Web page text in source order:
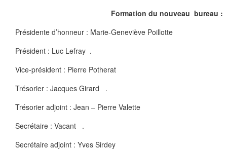
Formation du nouveau bureau :
Présidente d’honneur : Marie-Geneviève Poillotte
Président : Luc Lefray .
Vice-président : Pierre Potherat
Trésorier : Jacques Girard .
Trésorier adjoint : Jean – Pierre Valette
Secrétaire : Vacant .
Secrétaire adjoint : Yves Sirdey